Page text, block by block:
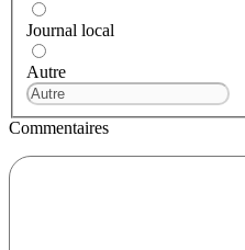
Journal local
Autre
Commentaires